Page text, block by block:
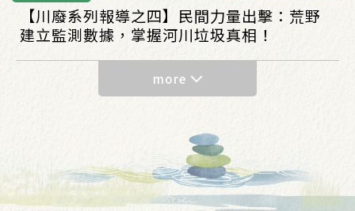
【川廢系列報導之四】民間力量出擊：荒野
建立監測數據，掌握河川垃圾真相！
more